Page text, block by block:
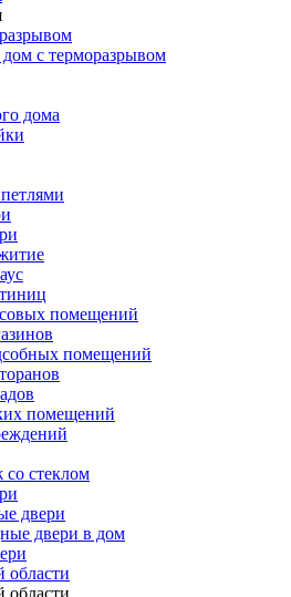
с терморазрывом
дома
помещений
помещений
помещений
со стеклом
двери
двери в дом
области